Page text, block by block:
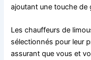
ajoutant une touche
Les chauffeurs de
sélectionnés pour leur
assurant que vous et